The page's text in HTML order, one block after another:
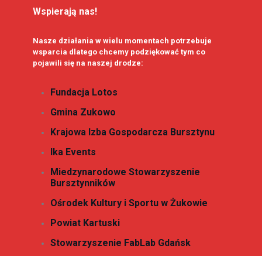
Wspierają nas!
Nasze działania w wielu momentach potrzebuje
wsparcia dlatego chcemy podziękować tym co
pojawili się na naszej drodze:
Fundacja Lotos
Gmina Zukowo
Krajowa Izba Gospodarcza Bursztynu
Ika Events
Miedzynarodowe Stowarzyszenie
Bursztynników
Ośrodek Kultury i Sportu w Żukowie
Powiat Kartuski
Stowarzyszenie FabLab Gdańsk